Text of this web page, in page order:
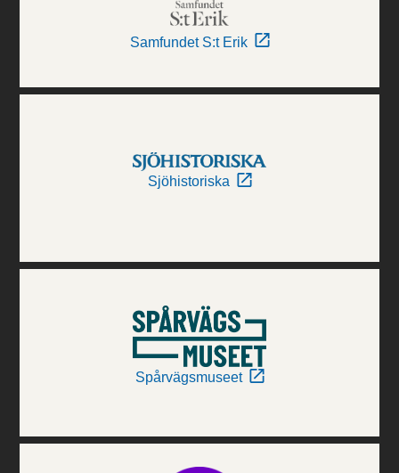
Samfundet S:t Erik
Sjöhistoriska
Spårvägsmuseet